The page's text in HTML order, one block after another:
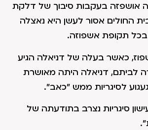
אושפזה בעקבות סיבוך של דלקת
החולים אסור לעשן היא נאצלה
בכל תקופת אשפוזה.
כאשר בעלה של דניאלה הגיע
לביתם, דניאלה היתה מאושרת
לסיגריות ממש "כאב".
סיגריות נצרב בתודעתה של